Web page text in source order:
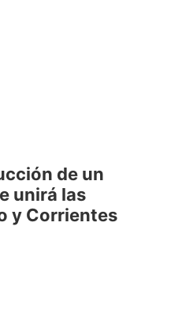
de un
unirá las
y Corrientes